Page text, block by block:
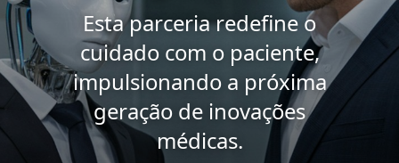
Esta parceria redefine o
cuidado com o paciente,
impulsionando a próxima
geração de inovações
médicas.